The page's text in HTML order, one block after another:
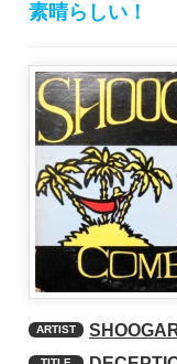
素晴らしい！
ARTIST